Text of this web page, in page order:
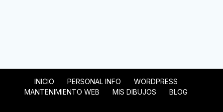
INICIO PERSONAL INFO
WORDPRESS
MANTENIMIENTO WEB
MIS DIBUJOS BLOG